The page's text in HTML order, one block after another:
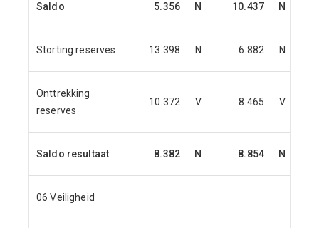
Saldo 5.356 N 10.437 N
Storting reserves 13.398 N 6.882 N
Onttrekking
reserves
10.372 V 8.465 V
Saldo resultaat 8.382 N 8.854 N
06 Veiligheid